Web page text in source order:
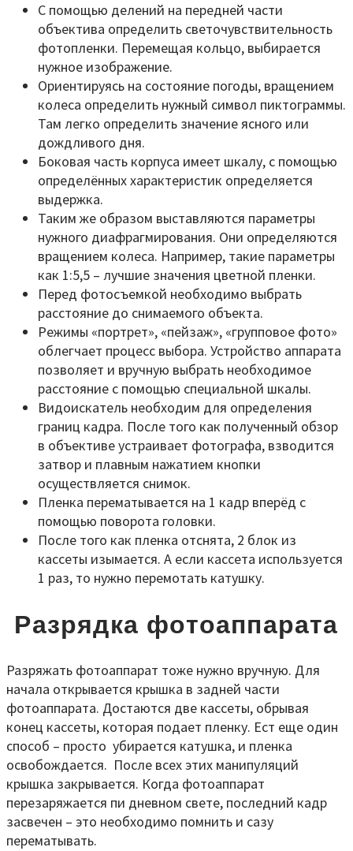
С помощью делений на передней части
объектива определить светочувствительность
фотопленки. Перемещая кольцо, выбирается
нужное изображение.
Ориентируясь на состояние погоды, вращением
колеса определить нужный символ пиктограммы.
Там легко определить значение ясного или
дождливого дня.
Боковая часть корпуса имеет шкалу, с помощью
определённых характеристик определяется
выдержка.
Таким же образом выставляются параметры
нужного диафрагмирования. Они определяются
вращением колеса. Например, такие параметры
как 1:5,5 – лучшие значения цветной пленки.
Перед фотосъемкой необходимо выбрать
расстояние до снимаемого объекта.
Режимы «портрет», «пейзаж», «групповое фото»
облегчает процесс выбора. Устройство аппарата
позволяет и вручную выбрать необходимое
расстояние с помощью специальной шкалы.
Видоискатель необходим для определения
границ кадра. После того как полученный обзор
в объективе устраивает фотографа, взводится
затвор и плавным нажатием кнопки
осуществляется снимок.
Пленка перематывается на 1 кадр вперёд с
помощью поворота головки.
После того как пленка отснята, 2 блок из
кассеты изымается. А если кассета используется
1 раз, то нужно перемотать катушку.
Разрядка фотоаппарата
Разряжать фотоаппарат тоже нужно вручную. Для
начала открывается крышка в задней части
фотоаппарата. Достаются две кассеты, обрывая
конец кассеты, которая подает пленку. Ест еще один
способ – просто убирается катушка, и пленка
освобождается. После всех этих манипуляций
крышка закрывается. Когда фотоаппарат
перезаряжается пи дневном свете, последний кадр
засвечен – это необходимо помнить и сазу
перематывать.